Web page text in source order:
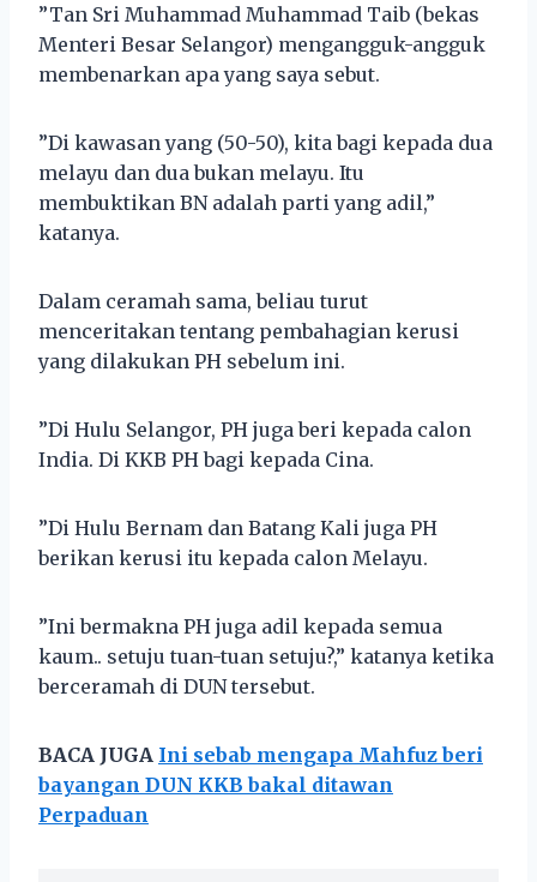
”Tan Sri Muhammad Muhammad Taib (bekas
Menteri Besar Selangor) mengangguk-angguk
membenarkan apa yang saya sebut.
”Di kawasan yang (50-50), kita bagi kepada dua
melayu dan dua bukan melayu. Itu
membuktikan BN adalah parti yang adil,”
katanya.
Dalam ceramah sama, beliau turut
menceritakan tentang pembahagian kerusi
yang dilakukan PH sebelum ini.
”Di Hulu Selangor, PH juga beri kepada calon
India. Di KKB PH bagi kepada Cina.
”Di Hulu Bernam dan Batang Kali juga PH
berikan kerusi itu kepada calon Melayu.
”Ini bermakna PH juga adil kepada semua
kaum.. setuju tuan-tuan setuju?,” katanya ketika
berceramah di DUN tersebut.
BACA JUGA Ini sebab mengapa Mahfuz beri
bayangan DUN KKB bakal ditawan
Perpaduan